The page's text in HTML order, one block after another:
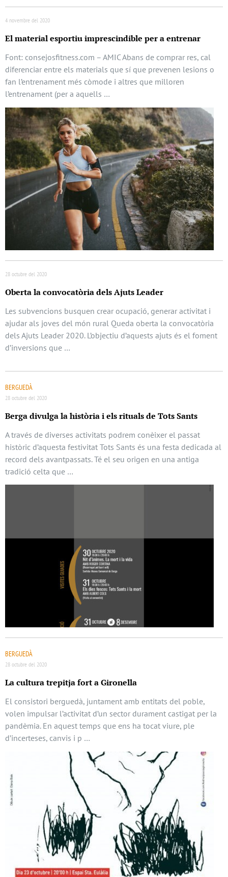
4 novembre del 2020
El material esportiu imprescindible per a entrenar
Font: consejosfitness.com – AMIC Abans de comprar res, cal
diferenciar entre els materials que sí que prevenen lesions o
fan l’entrenament més còmode i altres que milloren
l’entrenament (per a aquells …
28 octubre del 2020
Oberta la convocatòria dels Ajuts Leader
Les subvencions busquen crear ocupació, generar activitat i
ajudar als joves del món rural Queda oberta la convocatòria
dels Ajuts Leader 2020. L’objectiu d’aquests ajuts és el foment
d’inversions que …
BERGUEDÀ
28 octubre del 2020
Berga divulga la història i els rituals de Tots Sants
A través de diverses activitats podrem conèixer el passat
històric d’aquesta festivitat Tots Sants és una festa dedicada al
record dels avantpassats. Té el seu origen en una antiga
tradició celta que …
BERGUEDÀ
28 octubre del 2020
La cultura trepitja fort a Gironella
El consistori berguedà, juntament amb entitats del poble,
volen impulsar l’activitat d’un sector durament castigat per la
pandèmia. En aquest temps que ens ha tocat viure, ple
d’incerteses, canvis i p …